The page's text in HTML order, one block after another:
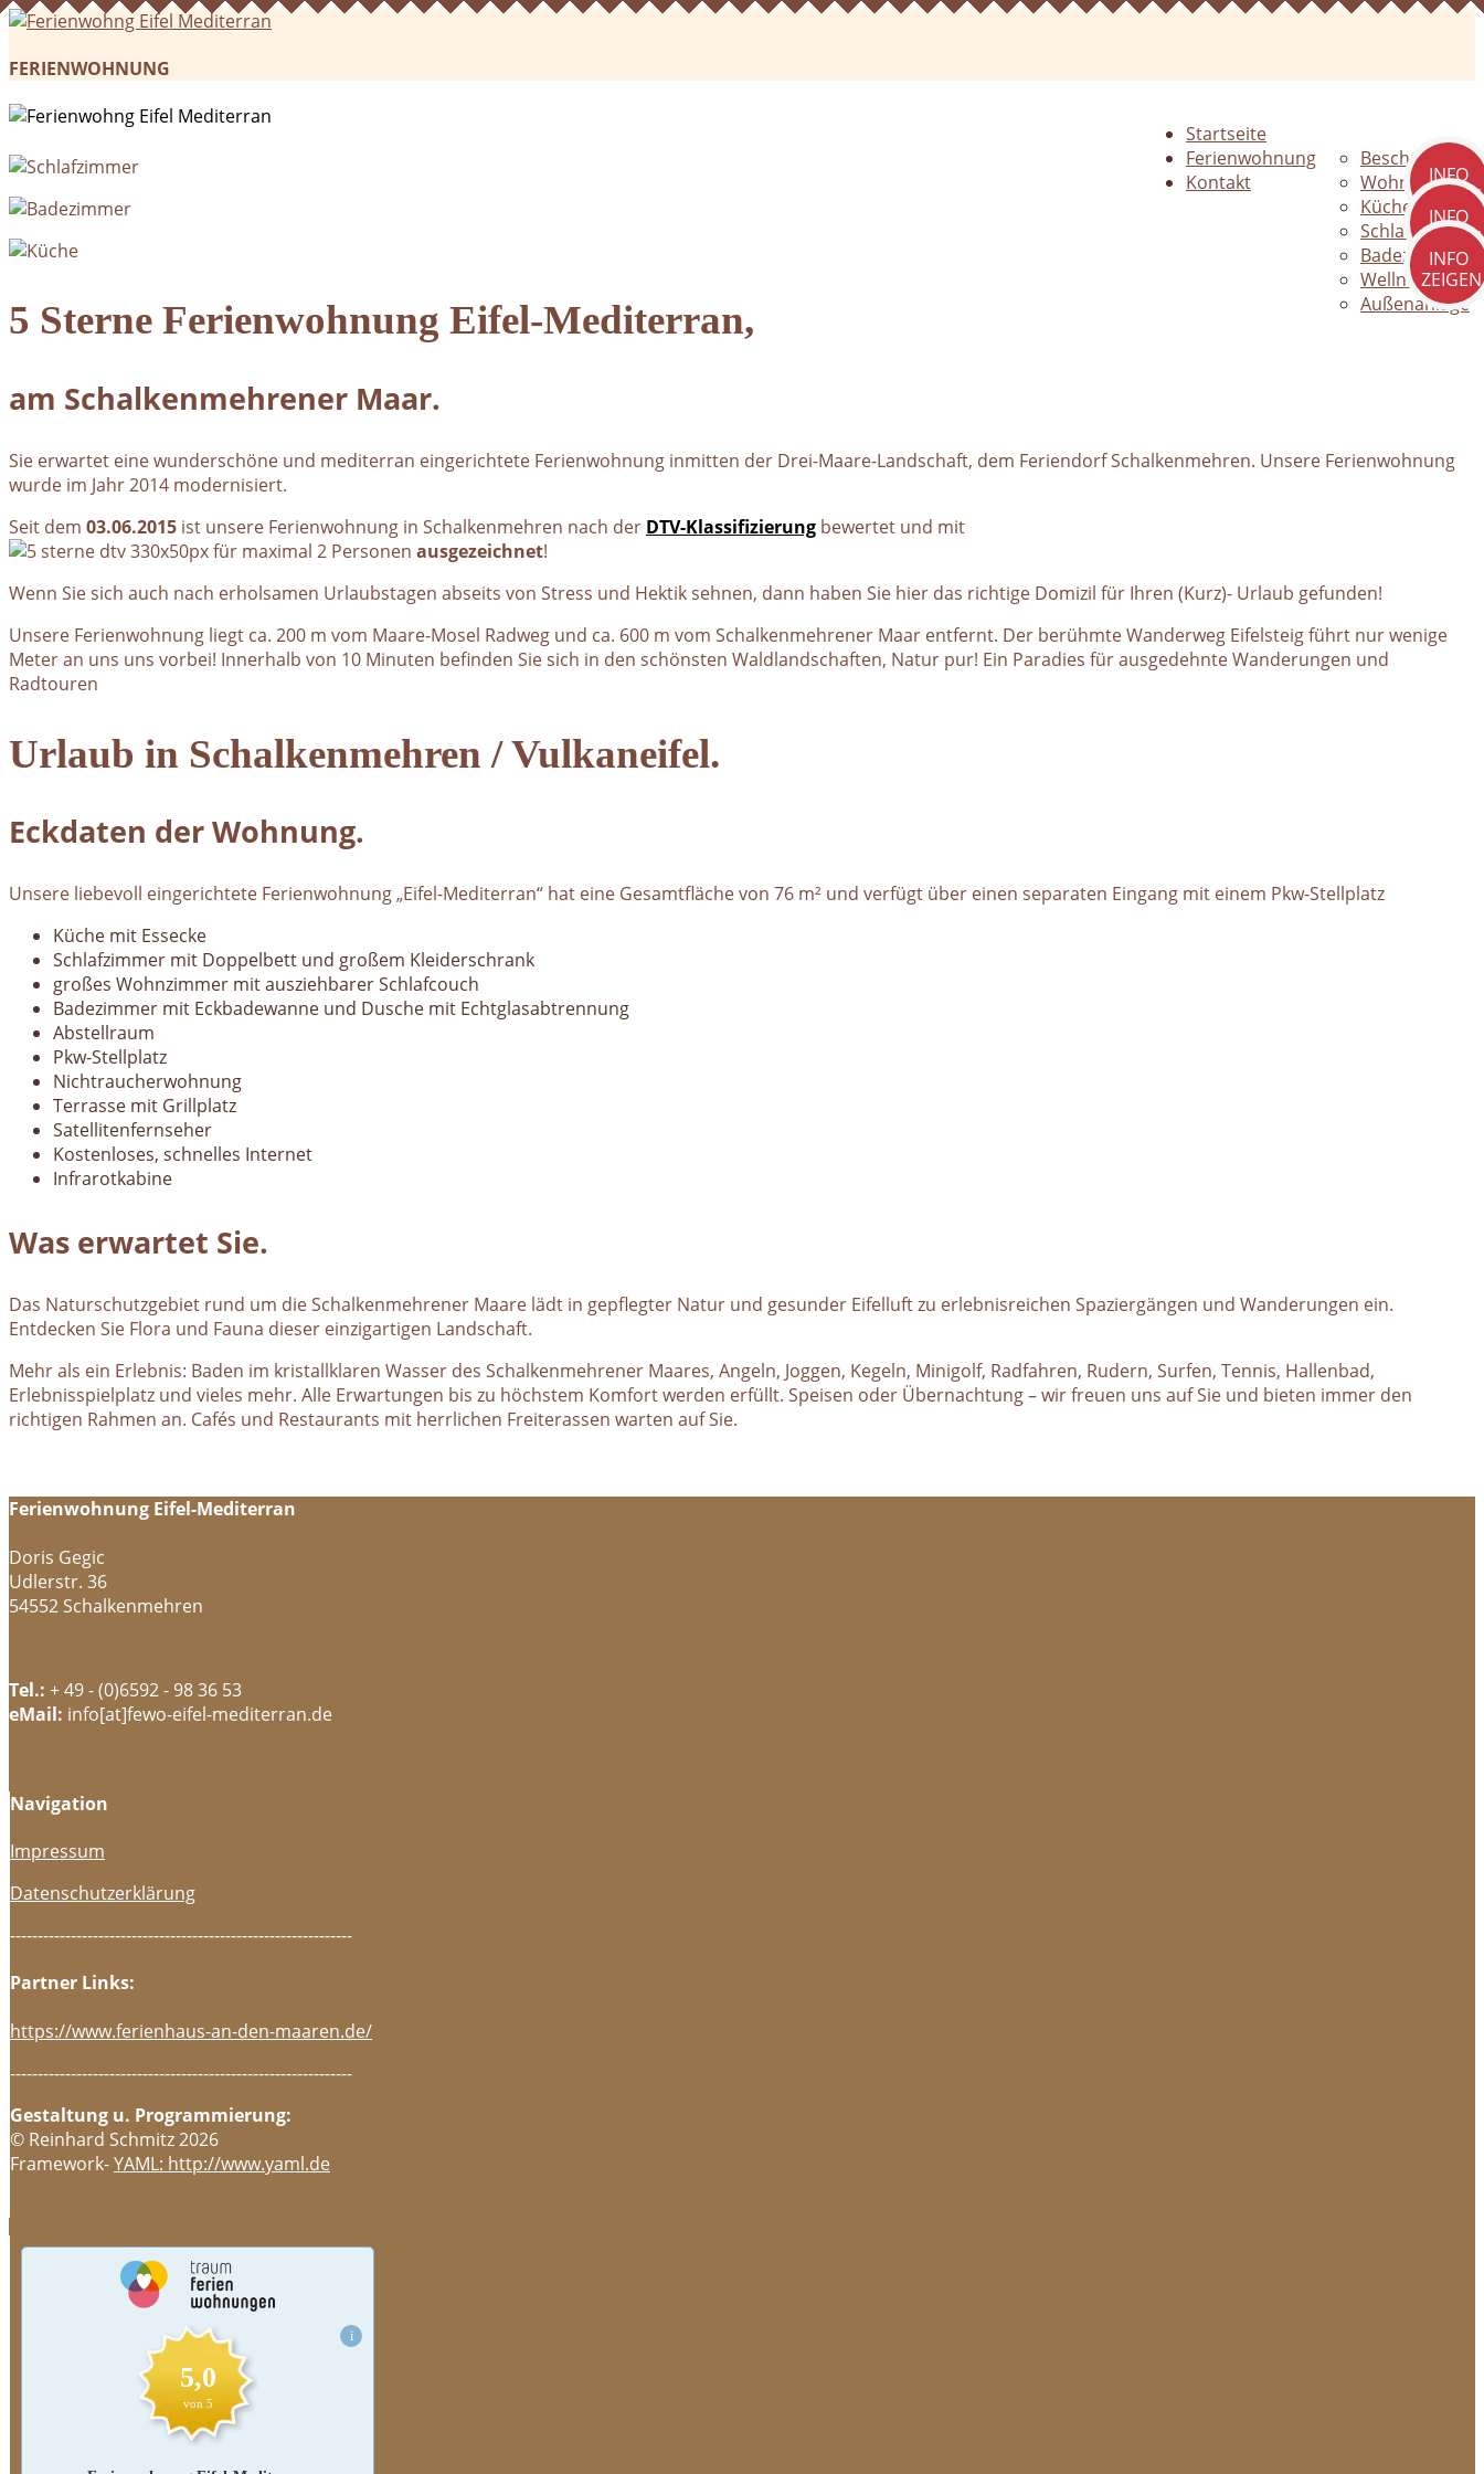
FERIENWOHNUNG
Startseite
Ferienwohnung
Beschreibung
Wohnen
Küche
Schlafzimmer
Badezimmer
Wellness
Außenanlage
Kontakt
INFO
ZEIGEN
INFO
ZEIGEN
INFO
ZEIGEN
5 Sterne Ferienwohnung Eifel-Mediterran,
am Schalkenmehrener Maar.
Sie erwartet eine wunderschöne und mediterran eingerichtete Ferienwohnung inmitten der Drei-Maare-Landschaft, dem Feriendorf Schalkenmehren. Unsere Ferienwohnung
wurde im Jahr 2014 modernisiert.
Seit dem 03.06.2015 ist unsere Ferienwohnung in Schalkenmehren nach der DTV-Klassifizierung bewertet und mit
für maximal 2 Personen ausgezeichnet!
Wenn Sie sich auch nach erholsamen Urlaubstagen abseits von Stress und Hektik sehnen, dann haben Sie hier das richtige Domizil für Ihren (Kurz)- Urlaub gefunden!
Unsere Ferienwohnung liegt ca. 200 m vom Maare-Mosel Radweg und ca. 600 m vom Schalkenmehrener Maar entfernt. Der berühmte Wanderweg Eifelsteig führt nur wenige
Meter an uns uns vorbei! Innerhalb von 10 Minuten befinden Sie sich in den schönsten Waldlandschaften, Natur pur! Ein Paradies für ausgedehnte Wanderungen und
Radtouren
Urlaub in Schalkenmehren / Vulkaneifel.
Eckdaten der Wohnung.
Unsere liebevoll eingerichtete Ferienwohnung „Eifel-Mediterran“ hat eine Gesamtfläche von 76 m² und verfügt über einen separaten Eingang mit einem Pkw-Stellplatz
Küche mit Essecke
Schlafzimmer mit Doppelbett und großem Kleiderschrank
großes Wohnzimmer mit ausziehbarer Schlafcouch
Badezimmer mit Eckbadewanne und Dusche mit Echtglasabtrennung
Abstellraum
Pkw-Stellplatz
Nichtraucherwohnung
Terrasse mit Grillplatz
Satellitenfernseher
Kostenloses, schnelles Internet
Infrarotkabine
Was erwartet Sie.
Das Naturschutzgebiet rund um die Schalkenmehrener Maare lädt in gepflegter Natur und gesunder Eifelluft zu erlebnisreichen Spaziergängen und Wanderungen ein.
Entdecken Sie Flora und Fauna dieser einzigartigen Landschaft.
Mehr als ein Erlebnis: Baden im kristallklaren Wasser des Schalkenmehrener Maares, Angeln, Joggen, Kegeln, Minigolf, Radfahren, Rudern, Surfen, Tennis, Hallenbad,
Erlebnisspielplatz und vieles mehr. Alle Erwartungen bis zu höchstem Komfort werden erfüllt. Speisen oder Übernachtung – wir freuen uns auf Sie und bieten immer den
richtigen Rahmen an. Cafés und Restaurants mit herrlichen Freiterassen warten auf Sie.
Ferienwohnung Eifel-Mediterran
Doris Gegic
Udlerstr. 36
54552 Schalkenmehren
Tel.: + 49 - (0)6592 - 98 36 53
eMail: info[at]fewo-eifel-mediterran.de
Navigation
Impressum
Datenschutzerklärung
--------------------------------------------------------------
Partner Links:
https://www.ferienhaus-an-den-maaren.de/
--------------------------------------------------------------
Gestaltung u. Programmierung:
© Reinhard Schmitz 2026
Framework-YAML: http://www.yaml.de